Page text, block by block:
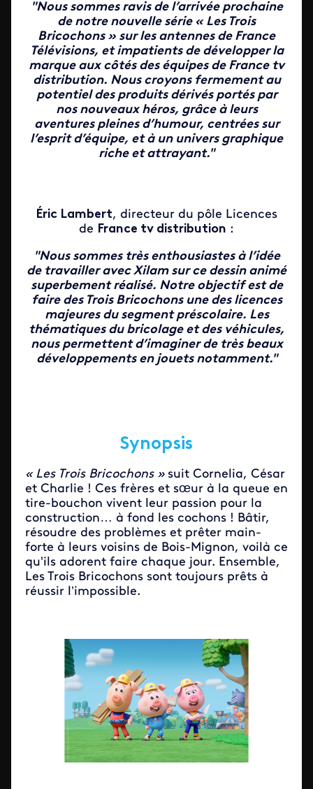
"Nous sommes ravis de l’arrivée prochaine
de notre nouvelle série « Les Trois
Bricochons » sur les antennes de France
Télévisions, et impatients de développer la
marque aux côtés des équipes de France tv
distribution. Nous croyons fermement au
potentiel des produits dérivés portés par
nos nouveaux héros, grâce à leurs
aventures pleines d’humour, centrées sur
l’esprit d’équipe, et à un univers graphique
riche et attrayant."
Éric Lambert, directeur du pôle Licences
de France tv distribution :
"Nous sommes très enthousiastes à l’idée
de travailler avec Xilam sur ce dessin animé
superbement réalisé. Notre objectif est de
faire des Trois Bricochons une des licences
majeures du segment préscolaire. Les
thématiques du bricolage et des véhicules,
nous permettent d’imaginer de très beaux
développements en jouets notamment."
Synopsis
« Les Trois Bricochons »suit Cornelia, César
et Charlie ! Ces frères et sœur à la queue en
tire-bouchon vivent leur passion pour la
construction… à fond les cochons ! Bâtir,
résoudre des problèmes et prêter main-
forte à leurs voisins de Bois-Mignon, voilà ce
qu'ils adorent faire chaque jour. Ensemble,
Les Trois Bricochons sont toujours prêts à
réussir l’impossible.